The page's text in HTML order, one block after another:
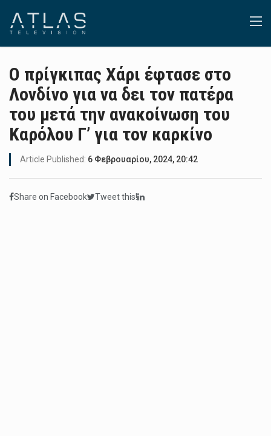
Ο πρίγκιπας Χάρι έφτασε στο
Λονδίνο για να δει τον πατέρα
του μετά την ανακοίνωση του
Καρόλου Γ’ για τον καρκίνο
Article Published: 6 Φεβρουαρίου, 2024, 20:42
Share on Facebook Tweet this!